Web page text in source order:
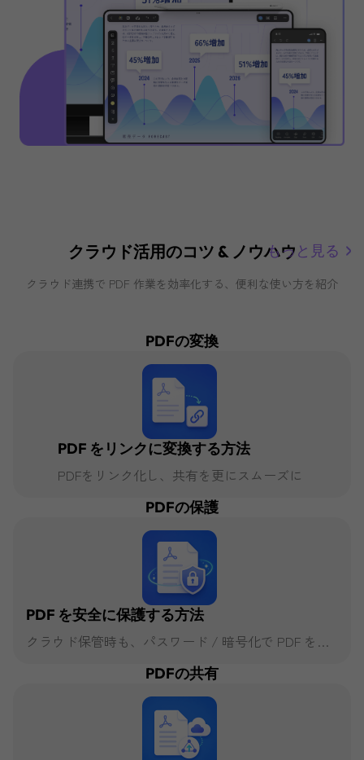
クラウド活用のコツ & ノウハウもっと見る
クラウド連携で PDF 作業を効率化する、便利な使い方を紹介
PDFの変換
PDF をリンクに変換する方法
PDFをリンク化し、共有を更にスムーズに
PDFの保護
PDF を安全に保護する方法
クラウド保管時も、パスワード / 暗号化で PDF を守
PDFの共有